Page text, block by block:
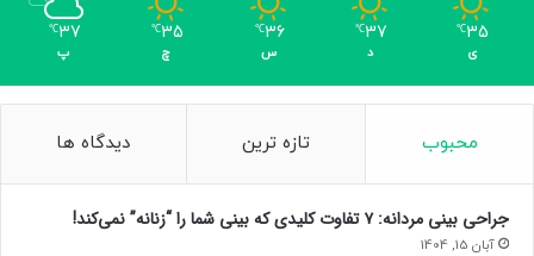
35
℃
ی
37
℃
د
36
℃
س
35
℃
چ
37
℃
پ
محبوب تازه ترین دیدگاه ها
جراحی بینی مردانه: ۷ تفاوت کلیدی که بینی شما را “زنانه” نمی‌کند!
آبان 15, 1404